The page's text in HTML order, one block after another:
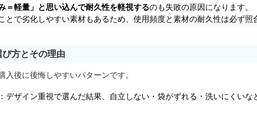
＝軽量」と思い込んで耐久性を軽視するのも失敗の原因になります。
とで劣化しやすい素材もあるため、使用頻度と素材の耐久性は必ず照
方とその理由
入後に後悔しやすいパターンです。
：デザイン重視で選んだ結果、自立しない・袋がずれる・洗いにくい